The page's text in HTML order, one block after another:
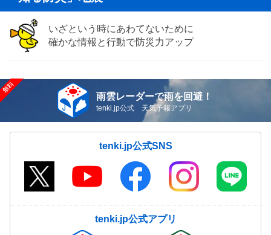
いざという時にあわてないために
確かな情報と行動で防災力アップ
雨雲レーダーで雨を回避！
tenki.jp公式 天気予報アプリ
tenki.jp公式SNS
tenki.jp公式アプリ